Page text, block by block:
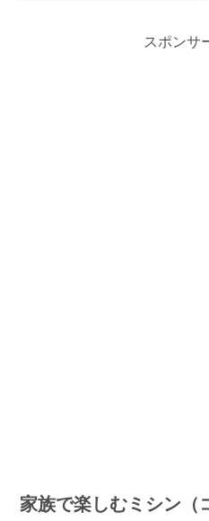
スポンサ
家族で楽しむミシン（